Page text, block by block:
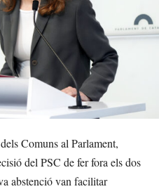
Comuns al Parlament,
del PSC de fer fora els dos
abstenció van facilitar